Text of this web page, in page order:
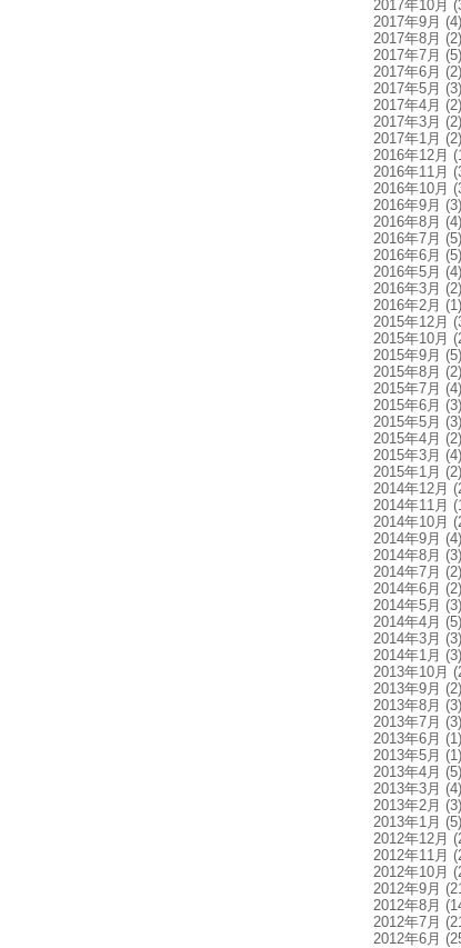
2017年10月
2017年9月 (4)
2017年8月 (2)
2017年7月 (5)
2017年6月 (2)
2017年5月 (3)
2017年4月 (2)
2017年3月 (2)
2017年1月 (2)
2016年12月
2016年11月
2016年10月
2016年9月 (3)
2016年8月 (4)
2016年7月 (5)
2016年6月 (5)
2016年5月 (4)
2016年3月 (2)
2016年2月 (1)
2015年12月
2015年10月
2015年9月 (5)
2015年8月 (2)
2015年7月 (4)
2015年6月 (3)
2015年5月 (3)
2015年4月 (2)
2015年3月 (4)
2015年1月 (2)
2014年12月
2014年11月
2014年10月
2014年9月 (4)
2014年8月 (3)
2014年7月 (2)
2014年6月 (2)
2014年5月 (3)
2014年4月 (5)
2014年3月 (3)
2014年1月 (3)
2013年10月
2013年9月 (2)
2013年8月 (3)
2013年7月 (3)
2013年6月 (1)
2013年5月 (1)
2013年4月 (5)
2013年3月 (4)
2013年2月 (3)
2013年1月 (5)
2012年12月
2012年11月
2012年10月
2012年9月
2012年8月
2012年7月
2012年6月